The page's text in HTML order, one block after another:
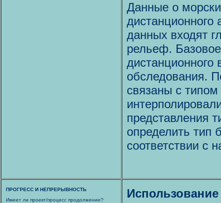
Данные о
дистанционного
данных входят
рельеф.
дистанционного
обследования.
связаны с
представления
определить тип
соответствии с
ПРОГРЕСС И НЕПРЕРЫВНОСТЬ
Имеет ли проект/процесс продолжение?